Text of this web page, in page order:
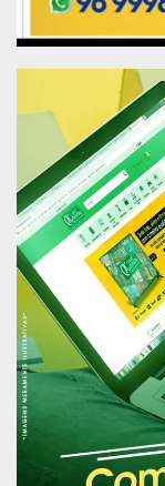
Publicidade (x)